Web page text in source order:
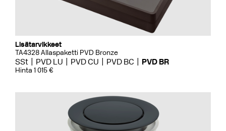
Lisätarvikkeet
TA4328 Allaspaketti PVD Bronze
SSt PVD LU PVD CU PVD BC PVD BR
Hinta 1 015 €